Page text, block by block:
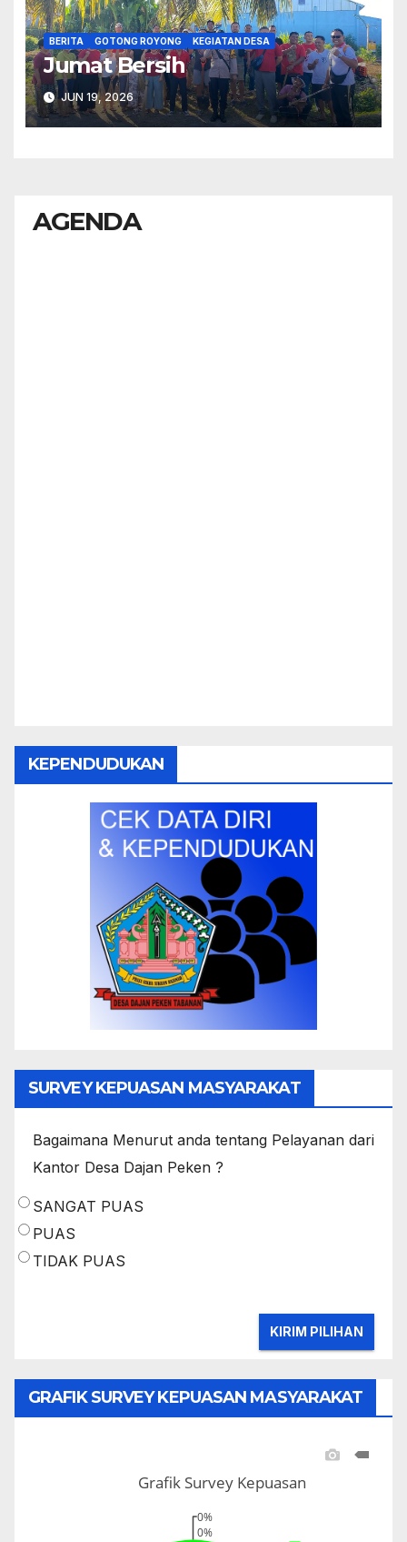
BERITA GOTONG ROYONG KEGIATAN DESA
Jumat Bersih
JUN 19, 2026
AGENDA
KEPENDUDUKAN
SURVEY KEPUASAN MASYARAKAT
Bagaimana Menurut anda tentang Pelayanan dari
Kantor Desa Dajan Peken ?
SANGAT PUAS
PUAS
TIDAK PUAS
GRAFIK SURVEY KEPUASAN MASYARAKAT